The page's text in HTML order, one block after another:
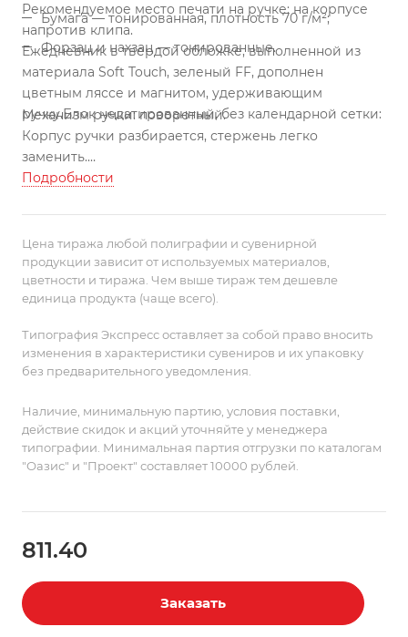
Рекомендуемое место печати на ручке: на корпусе
напротив клипа.
Ежедневник в твердой обложке, выполненной из
материала Soft Touch, зеленый FF, дополнен
цветным ляссе и магнитом, удерживающим
ручку.Блок недатированный, без календарной сетки:
Бумага — тонированная, плотность 70 г/м²;
Форзац и нахзац — тонированные.
Механизм ручки: поворотный.
Корпус ручки разбирается, стержень легко
заменить.
Стержень с синими чернилами.
Подробности
Цена тиража любой полиграфии и сувенирной
продукции зависит от используемых материалов,
цветности и тиража. Чем выше тираж тем дешевле
единица продукта (чаще всего).
Типография Экспресс оставляет за собой право вносить
изменения в характеристики сувениров и их упаковку
без предварительного уведомления.
Наличие, минимальную партию, условия поставки,
действие скидок и акций уточняйте у менеджера
типографии. Минимальная партия отгрузки по каталогам
"Оазис" и "Проект" составляет 10000 рублей.
811.40
Заказать